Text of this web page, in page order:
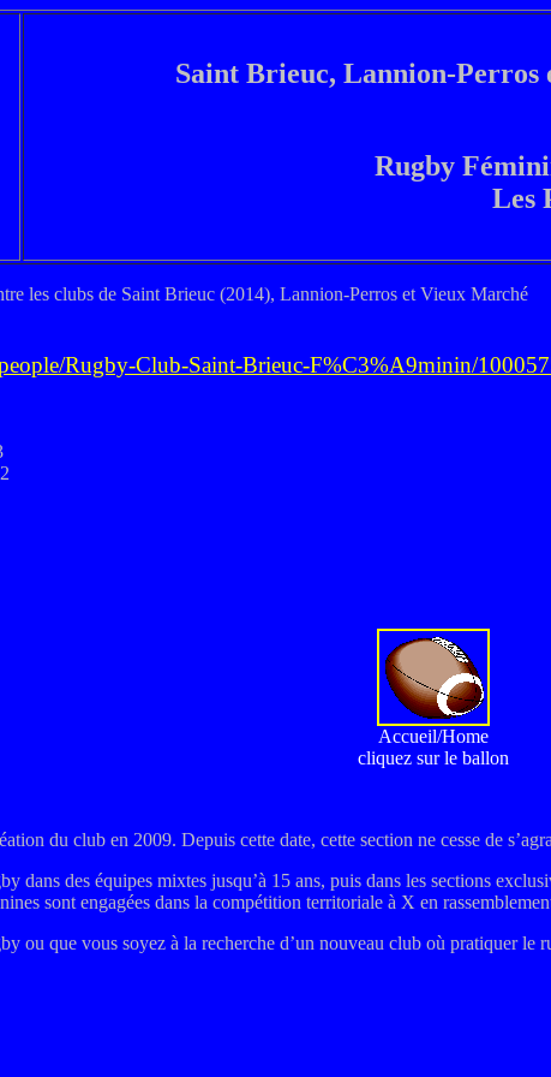
Saint Brieuc, Lannion-
Rugby
Les
les clubs de Saint Brieuc (2014), Lannion-Perros et Vieux Marché
Rugby-Club-Saint-Brieuc-F%C3%A9minin/
Accueil/Home
cliquez sur le ballon
du club en 2009. Depuis cette date, cette section ne cesse de
dans des équipes mixtes jusqu’à 15 ans, puis dans les sections
sont engagées dans la compétition territoriale à X en
ou que vous soyez à la recherche d’un nouveau club où pratiquer